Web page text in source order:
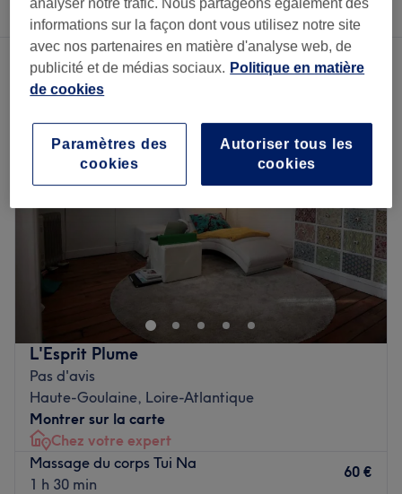
Trier par Salons Offres Express Note
Un établissement offrant:
chez votre expert à Haute-Goulaine, Loire-Atlantique
L'Esprit Plume
Pas d'avis
Haute-Goulaine, Loire-Atlantique
Montrer sur la carte
Chez votre expert
Massage du corps Tui Na
1 h 30 min
60 €
analyser notre trafic. Nous partageons également des
informations sur la façon dont vous utilisez notre site
avec nos partenaires en matière d'analyse web, de
publicité et de médias sociaux. Politique en matière
de cookies
Autoriser tous les
cookies
Paramètres des
cookies